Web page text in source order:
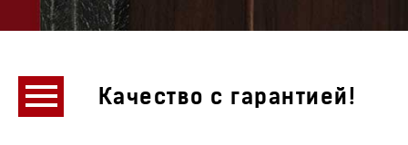
Качество с гарантией!